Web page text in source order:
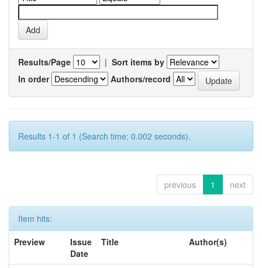
Results/Page | Sort items by
In order
Authors/record
Results 1-1 of 1 (Search time: 0.002 seconds).
previous 1 next
Item hits:
Preview
Issue
Date
Title Author(s)